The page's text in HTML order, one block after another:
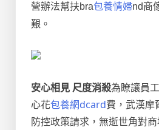
營辦法幫扶bra包養情婦nd商
艱。
安心相見 尺度消殺為瞭讓員
心花包養網dcard費，武漢摩
防控政策請求，無逝世角對